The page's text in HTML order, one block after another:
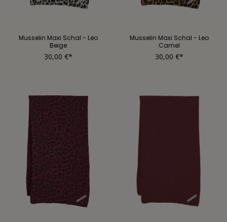
Musselin Maxi Schal - Leo
Beige
30,00 €*
Musselin Maxi Schal - Leo
Camel
30,00 €*